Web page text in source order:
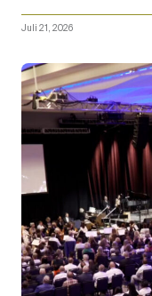
Juli 21, 2026